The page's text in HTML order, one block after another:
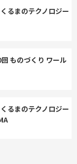
るまのテクノロジー
回 ものづくり ワール
るまのテクノロジー